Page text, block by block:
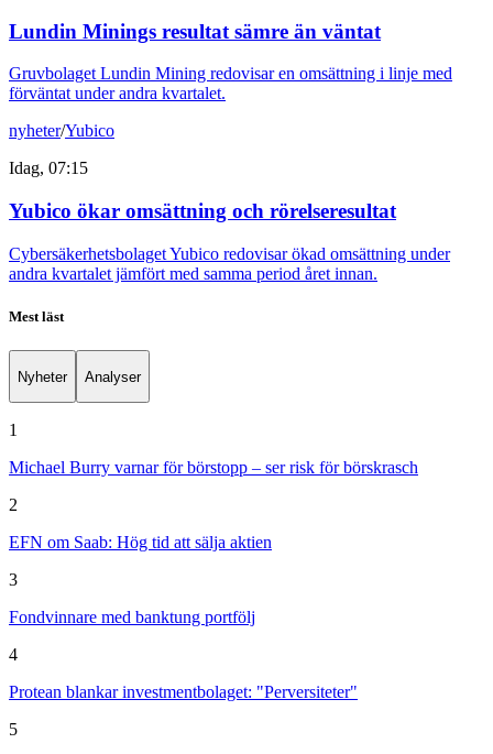
Lundin Minings resultat sämre än väntat
Gruvbolaget Lundin Mining redovisar en omsättning i linje med
förväntat under andra kvartalet.
nyheter/Yubico
Idag, 07:15
Yubico ökar omsättning och rörelseresultat
Cybersäkerhetsbolaget Yubico redovisar ökad omsättning under
andra kvartalet jämfört med samma period året innan.
Mest läst
Nyheter Analyser
1
Michael Burry varnar för börstopp – ser risk för börskrasch
2
EFN om Saab: Hög tid att sälja aktien
3
Fondvinnare med banktung portfölj
4
Protean blankar investmentbolaget: "Perversiteter"
5